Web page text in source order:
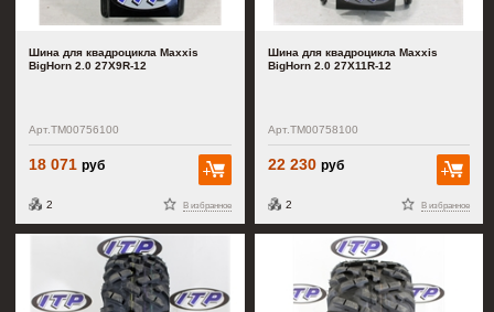
Шина для квадроцикла Maxxis
BigHorn 2.0 27X9R-12
Арт.TM00756100
18 071руб
В избранное
2
В корзину
Шина для квадроцикла Maxxis
BigHorn 2.0 27X11R-12
Арт.TM00758100
22 230 руб
В избранное
2